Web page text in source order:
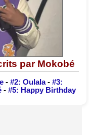
par Mokobé
- #2: Oulala- #3:
- #5: Happy Birthday